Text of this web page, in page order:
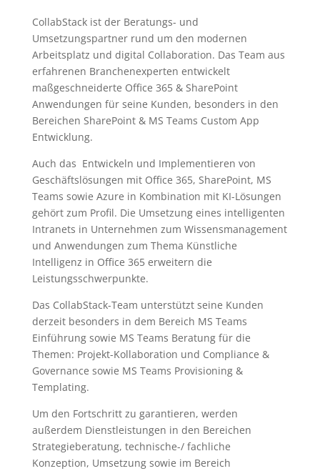
CollabStack ist der Beratungs- und
Umsetzungspartner rund um den modernen
Arbeitsplatz und digital Collaboration. Das Team aus
erfahrenen Branchenexperten entwickelt
maßgeschneiderte Office 365 & SharePoint
Anwendungen für seine Kunden, besonders in den
Bereichen SharePoint & MS Teams Custom App
Entwicklung.
Auch das Entwickeln und Implementieren von
Geschäftslösungen mit Office 365, SharePoint, MS
Teams sowie Azure in Kombination mit KI-Lösungen
gehört zum Profil. Die Umsetzung eines intelligenten
Intranets in Unternehmen zum Wissensmanagement
und Anwendungen zum Thema Künstliche
Intelligenz in Office 365 erweitern die
Leistungsschwerpunkte.
Das CollabStack-Team unterstützt seine Kunden
derzeit besonders in dem Bereich MS Teams
Einführung sowie MS Teams Beratung für die
Themen: Projekt-Kollaboration und Compliance &
Governance sowie MS Teams Provisioning &
Templating.
Um den Fortschritt zu garantieren, werden
außerdem Dienstleistungen in den Bereichen
Strategieberatung, technische-/ fachliche
Konzeption, Umsetzung sowie im Bereich